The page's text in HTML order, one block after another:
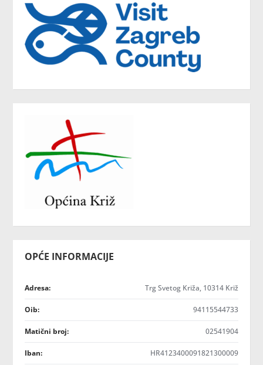
OPĆE INFORMACIJE
Adresa: Trg Svetog Križa, 10314 Križ
Oib: 94115544733
Matični broj: 02541904
Iban: HR4123400091821300009